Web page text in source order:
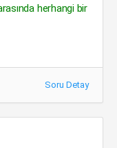
herhangi bir
Soru Detay